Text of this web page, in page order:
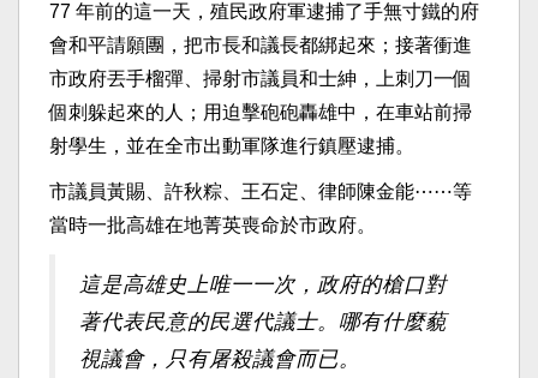
77 年前的這一天，殖民政府軍逮捕了手無寸鐵的府
會和平請願團，把市長和議長都綁起來；接著衝進
市政府丟手榴彈、掃射市議員和士紳，上刺刀一個
個刺躲起來的人；用迫擊砲砲轟雄中，在車站前掃
射學生，並在全市出動軍隊進行鎮壓逮捕。
市議員黃賜、許秋粽、王石定、律師陳金能⋯⋯等
當時一批高雄在地菁英喪命於市政府。
這是高雄史上唯一一次，政府的槍口對
著代表民意的民選代議士。哪有什麼藐
視議會，只有屠殺議會而已。